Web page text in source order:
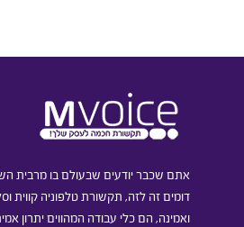
אתם שכבר יודעים שבעולם בו מרבית
דומים זה לזה, תקשורת טלפוניה קווית
ואמינה, הם כלי עבודה המהווים יתרון